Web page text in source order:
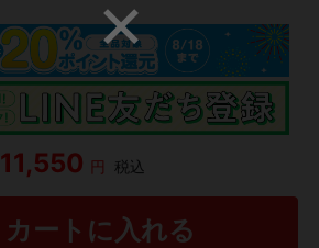
11,550 円 税込
カートに入れる